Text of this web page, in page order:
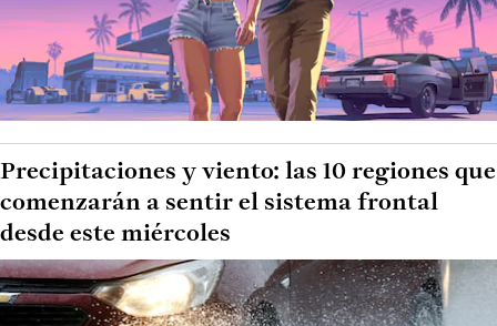
Precipitaciones y viento: las 10 regiones que
comenzarán a sentir el sistema frontal
desde este miércoles